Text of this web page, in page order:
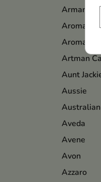
Armani
Aroma
Aromatica
Artman
Aunt
Aussie
Aveda
Avene
Avon
Azzaro